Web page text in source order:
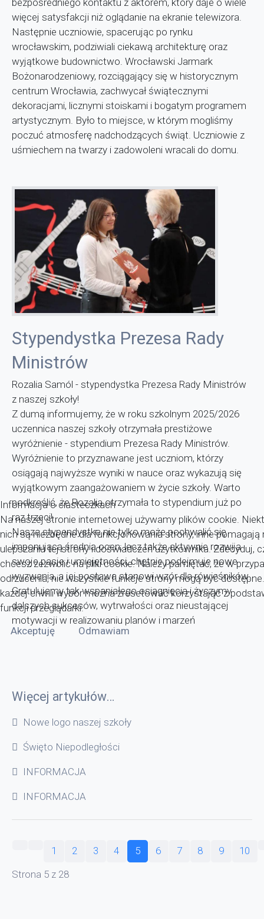
bezpośredniego kontaktu z aktorem, który daje o wiele
więcej satysfakcji niż oglądanie na ekranie telewizora.
Następnie uczniowie, spacerując po rynku
wrocławskim, podziwiali ciekawą architekturę oraz
wyjątkowe budownictwo. Wrocławski Jarmark
Bożonarodzeniowy, rozciągający się w historycznym
centrum Wrocławia, zachwycał świątecznymi
dekoracjami, licznymi stoiskami i bogatym programem
artystycznym. Było to miejsce, w którym mogliśmy
poczuć atmosferę nadchodzących świąt. Uczniowie z
uśmiechem na twarzy i zadowoleni wracali do domu.
Stypendystka Prezesa Rady
Ministrów
Rozalia Samól - stypendystka Prezesa Rady Ministrów
z naszej szkoły!
Z dumą informujemy, że w roku szkolnym 2025/2026
uczennica naszej szkoły otrzymała prestiżowe
wyróżnienie - stypendium Prezesa Rady Ministrów.
Wyróżnienie to przyznawane jest uczniom, którzy
osiągają najwyższe wyniki w nauce oraz wykazują się
wyjątkowym zaangażowaniem w życie szkoły. Warto
podkreślić, że Rozalia otrzymała to stypendium już po
raz trzeci!
Nasza stypendystka nie tylko może pochwalić się
imponującą średnią ocen, lecz także aktywnie rozwija
swoje pasje i umiejętności, chętnie podejmuje nowe
wyzwania, a jej postawa stanowi wzór dla rówieśników.
Gratulujemy tak wspaniałego osiągnięcia i życzymy
dalszych sukcesów, wytrwałości oraz nieustającej
motywacji w realizowaniu planów i marzeń
Więcej artykułów…
Nowe logo naszej szkoły
Święto Niepodległości
INFORMACJA
INFORMACJA
1 2 3 4 5 6 7 8 9
10
Strona 5 z 28
Informacja o ciasteczkach
Na naszej stronie internetowej używamy plików cookie.
nich są niezbędne dla funkcjonowania strony, inne pomagają
ulepszaniu tej strony i doświadczeń użytkownika. Zdecyduj,
chcesz zezwolić na pliki cookie. Należy pamiętać, że w
odrzucenia, nie wszystkie funkcje strony mogą być
każdej chwili wybór można zresetować korzystająć z
funkcji przeglądarki.
Akceptuję
Odmawiam